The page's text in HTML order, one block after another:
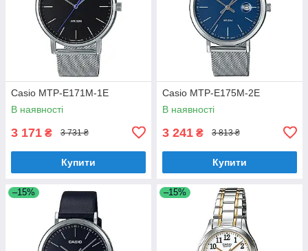
Casio MTP-E171M-1E
В наявності
3 171 ₴ 3 731 ₴
Купити
Casio MTP-E175M-2E
В наявності
3 241 ₴ 3 813 ₴
Купити
–15% –15%